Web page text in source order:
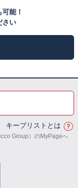
能！
さい
キープリストとは
Group）のMyPageへ